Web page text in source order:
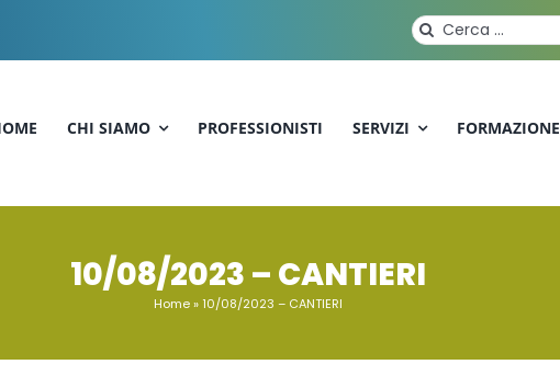
Cerca
per:
CHI SIAMO PROFESSIONISTI SERVIZI FORMAZIONE
10/08/2023 – CANTIERI
Home»10/08/2023 – CANTIERI